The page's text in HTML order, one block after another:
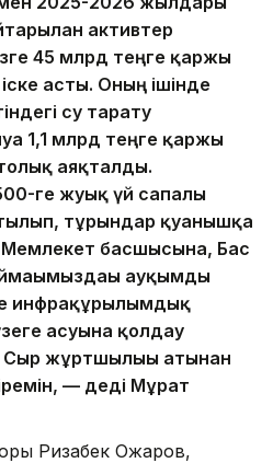
активтер
45 млрд теңге қаржы
асты. Оның ішінде
су тарату
1,1 млрд теңге қаржы
аяқталды.
ге жуық үй сапалы
тұрғындар қуанышқа
басшысына, Бас
ауқымды
инфрақұрылымдық
асуына қолдау
Сыр жұртшылығы атынан
— деді Мұрат
Ризабек Ожаров,